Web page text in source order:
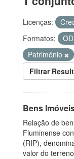
Licenças:
Formatos:
Patrimônio
Filtrar
Bens
Relação de
Fluminense
(RIP),
valor do